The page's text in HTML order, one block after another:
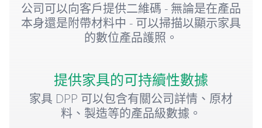
公司可以向客戶提供二維碼 - 無論是在產品
本身還是附帶材料中 - 可以掃描以顯示家具
的數位產品護照。
提供家具的可持續性數據
家具 DPP 可以包含有關公司詳情、原材
料、製造等的產品級數據。